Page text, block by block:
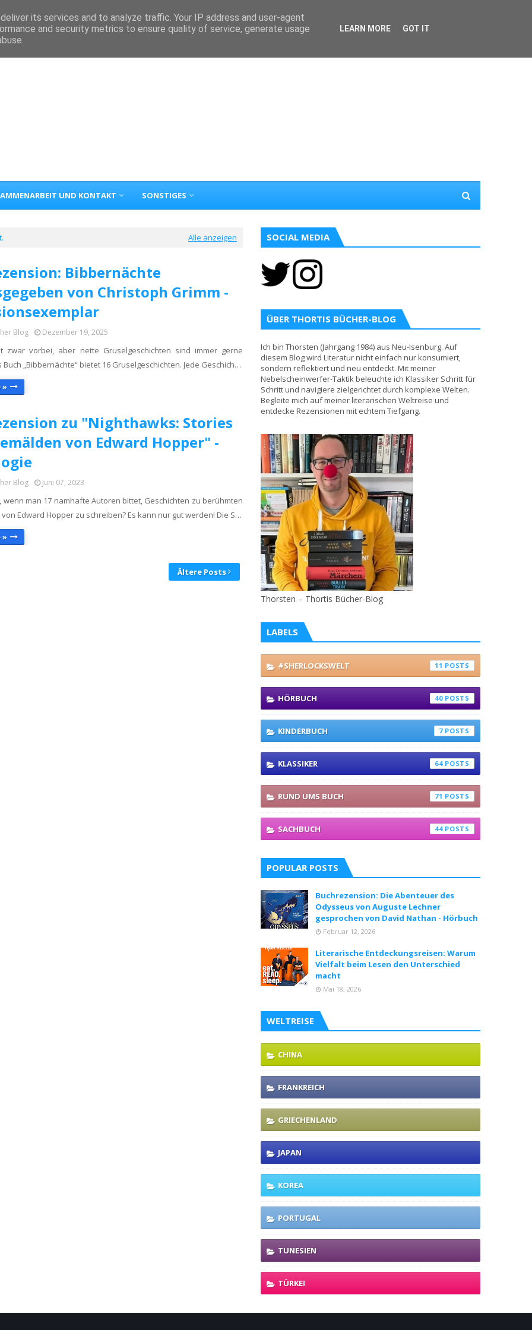
UND KONTAKT SONSTIGES
Alle anzeigen
Bibbernächte
von Christoph Grimm -
Blog Dezember 19, 2025
zwar vorbei, aber nette Gruselgeschichten sind immer gerne
Buch „Bibbernächte“ bietet 16 Gruselgeschichten. Jede Geschich…
»
zu "Nighthawks: Stories
von Edward Hopper" -
Blog Juni 07, 2023
wenn man 17 namhafte Autoren bittet, Geschichten zu berühmten
Edward Hopper zu schreiben? Es kann nur gut werden! Die S…
»
Ältere Posts
SOCIAL MEDIA
ÜBER THORTIS BÜCHER-BLOG
Ich bin Thorsten (Jahrgang 1984) aus Neu-Isenburg. Auf
diesem Blog wird Literatur nicht einfach nur konsumiert,
sondern reflektiert und neu entdeckt. Mit meiner
Nebelscheinwerfer-Taktik beleuchte ich Klassiker Schritt für
Schritt und navigiere zielgerichtet durch komplexe Welten.
Begleite mich auf meiner literarischen Weltreise und
entdecke Rezensionen mit echtem Tiefgang.
Thorsten – Thortis Bücher-Blog
LABELS
#SHERLOCKSWELT 11
HÖRBUCH 40
KINDERBUCH 7
KLASSIKER 64
RUND UMS BUCH 71
SACHBUCH 44
POPULAR POSTS
Buchrezension: Die Abenteuer des
Odysseus von Auguste Lechner
gesprochen von David Nathan - Hörbuch
Februar 12, 2026
Literarische Entdeckungsreisen: Warum
Vielfalt beim Lesen den Unterschied
macht
Mai 18, 2026
WELTREISE
CHINA
FRANKREICH
GRIECHENLAND
JAPAN
KOREA
PORTUGAL
TUNESIEN
TÜRKEI
its services and to analyze traffic. Your IP address and user-agent
and security metrics to ensure quality of service, generate usage
LEARN MORE GOT IT